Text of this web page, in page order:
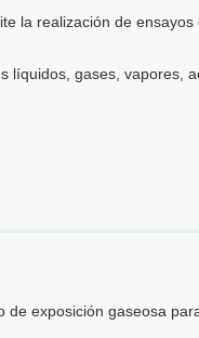
la realización de
líquidos, gases, vapores,
de exposición gaseosa